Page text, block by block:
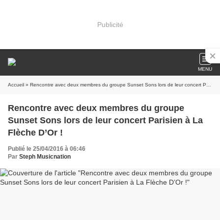
Publicité
MENU
Accueil » Rencontre avec deux membres du groupe Sunset Sons lors de leur concert Parisien à La Flèche D’Or !
Rencontre avec deux membres du groupe
Sunset Sons lors de leur concert Parisien à La
Flèche D’Or !
Publié le 25/04/2016 à 06:46
Par Steph Musicnation